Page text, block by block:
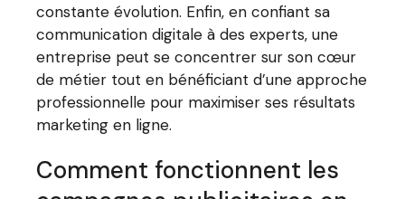
constante évolution. Enfin, en confiant sa
communication digitale à des experts, une
entreprise peut se concentrer sur son cœur
de métier tout en bénéficiant d’une approche
professionnelle pour maximiser ses résultats
marketing en ligne.
Comment fonctionnent les